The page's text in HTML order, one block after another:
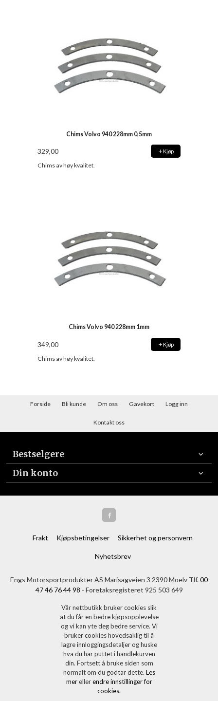
Chims Volvo 940 228mm 0,5mm
329,00 Kjøp
Chims av høy kvalitet.
Chims Volvo 940 228mm 1mm
349,00 Kjøp
Chims av høy kvalitet.
Forside Bli kunde Om oss Gavekort Logg inn
Kontakt oss
Bestselgere
Din konto
Frakt Kjøpsbetingelser Sikkerhet og personvern
Nyhetsbrev
Engs Motorsportprodukter AS Marisagveien 3 2390 Moelv Tlf.00
47 46 76 44 98 - Foretaksregisteret 925 503 649
Vår nettbutikk bruker cookies slik
at du får en bedre kjøpsopplevelse
og vi kan yte deg bedre service. Vi
bruker cookies hovedsaklig til å
lagre innloggingsdetaljer og huske
hva du har puttet i handlekurven
din. Fortsett å bruke siden som
normalt om du godtar dette. Les
merellerendre innstillinger for
cookies.